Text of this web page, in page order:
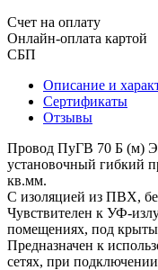
Счет на оплату
Онлайн-оплата картой
СБП
Описание и
Сертификаты
Отзывы
Провод ПуГВ 70 Б (м)
установочный гибкий
кв.мм.
С изоляцией из ПВХ,
Чувствителен к УФ-
помещениях, под
Предназначен к
сетях, при